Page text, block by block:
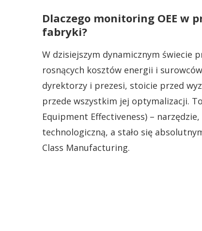
Dlaczego monitoring OEE w
fabryki?
W dzisiejszym dynamicznym świecie
rosnących kosztów energii i
dyrektorzy i prezesi, stoicie przed
przede wszystkim jej optymalizacji.
Equipment Effectiveness) –
technologiczną, a stało się
Class Manufacturing.